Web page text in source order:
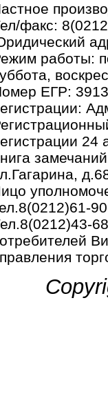
факс:
работы:
ЕГР:
24